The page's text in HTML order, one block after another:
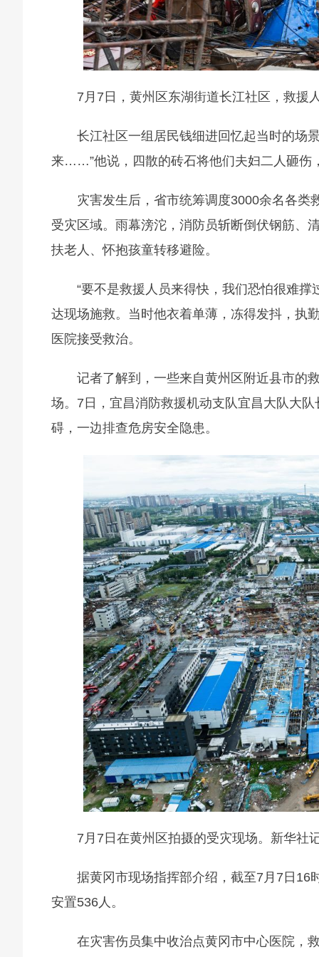
7月7日，黄州区东湖街道长江社区，救援
长江社区一组居民钱细进回忆起当时的场
来……”他说，四散的砖石将他们夫妇二人砸伤
灾害发生后，省市统筹调度3000余名各
受灾区域。雨幕滂沱，消防员斩断倒伏钢筋、
扶老人、怀抱孩童转移避险。
“要不是救援人员来得快，我们恐怕很难
达现场施救。当时他衣着单薄，冻得发抖，执
医院接受救治。
记者了解到，一些来自黄州区附近县市的
场。7日，宜昌消防救援机动支队宜昌大队大
碍，一边排查危房安全隐患。
7月7日在黄州区拍摄的受灾现场。新华社
据黄冈市现场指挥部介绍，截至7月7日16
安置536人。
在灾害伤员集中收治点黄冈市中心医院，